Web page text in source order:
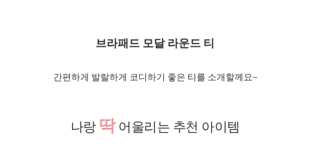
브라패드 모달 라운드 티
간편하게 발랄하게 코디하기 좋은 티를 소개할께요~
나랑 딱어울리는 추천 아이템